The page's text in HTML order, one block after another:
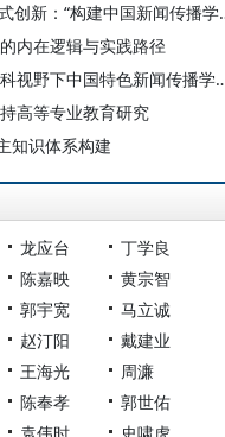
涂凌波 张译匀：智能驱
内在逻辑与实践路径
田香凝 丁靓琦：何以“中国学派”
高等专业教育研究
知识体系构建
龙应台
丁学良
陈嘉映
黄宗智
郭宇宽
马立诚
赵汀阳
戴建业
王海光
周濂
陈奉孝
郭世佑